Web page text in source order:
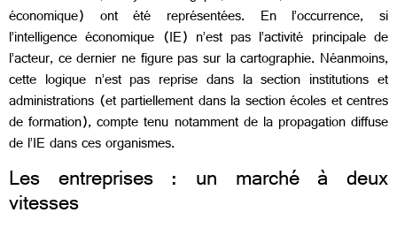
économique) ont été représentées. En l’occurrence, si
l’intelligence économique (IE) n’est pas l’activité principale de
l’acteur, ce dernier ne figure pas sur la cartographie. Néanmoins,
cette logique n’est pas reprise dans la section institutions et
administrations (et partiellement dans la section écoles et centres
de formation), compte tenu notamment de la propagation diffuse
de l’IE dans ces organismes.
Les entreprises : un marché à deux
vitesses